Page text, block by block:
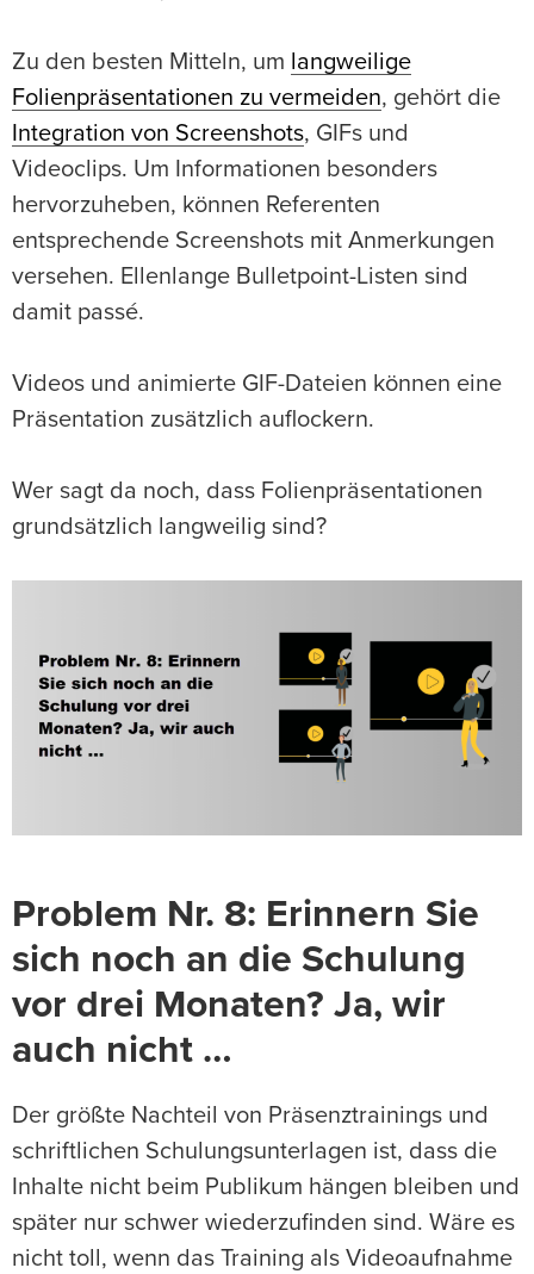
Zu den besten Mitteln, um langweilige
Folienpräsentationen zu vermeiden, gehört die
Integration von Screenshots, GIFs und
Videoclips. Um Informationen besonders
hervorzuheben, können Referenten
entsprechende Screenshots mit Anmerkungen
versehen. Ellenlange Bulletpoint-Listen sind
damit passé.
Videos und animierte GIF-Dateien können eine
Präsentation zusätzlich auflockern.
Wer sagt da noch, dass Folienpräsentationen
grundsätzlich langweilig sind?
Problem Nr. 8: Erinnern Sie
sich noch an die Schulung
vor drei Monaten? Ja, wir
auch nicht …
Der größte Nachteil von Präsenztrainings und
schriftlichen Schulungsunterlagen ist, dass die
Inhalte nicht beim Publikum hängen bleiben und
später nur schwer wiederzufinden sind. Wäre es
nicht toll, wenn das Training als Videoaufnahme